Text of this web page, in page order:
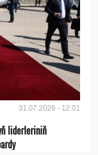
31.07.2026 - 12:01
liderleriniň